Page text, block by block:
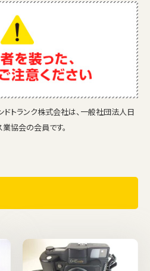
ドトランク株式会社は、一般社団法人日
協会の会員です。